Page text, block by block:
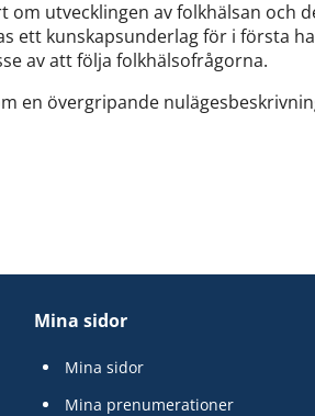
utvecklingen av folkhälsan och
ett kunskapsunderlag för i första
av att följa folkhälsofrågorna.
en övergripande
Mina sidor
Mina sidor
Mina prenumerationer